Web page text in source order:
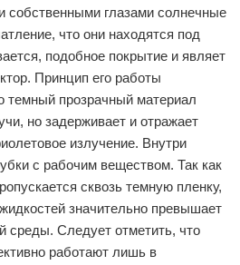
собственными глазами солнечные
что они находятся под
подобное покрытие и являет
Принцип его работы
темный прозрачный материал
но задерживает и отражает
излучение. Внутри
с рабочим веществом. Так как
сквозь темную пленку,
значительно превышает
среды. Следует отметить, что
работают лишь в